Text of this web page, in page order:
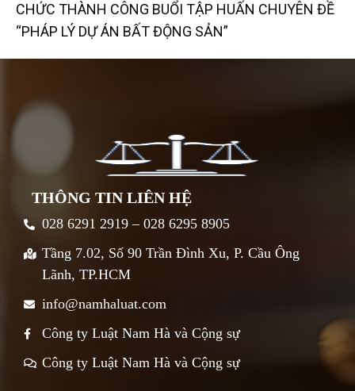
CHỨC THÀNH CÔNG BUỔI TẬP HUẤN CHUYÊN ĐỀ
“PHÁP LÝ DỰ ÁN BẤT ĐỘNG SẢN”
THÔNG TIN LIÊN HỆ
028 6291 2919 – 028 6295 8905
Tầng 7.02, Số 90 Trần Đình Xu, P. Cầu Ông
Lãnh, TP.HCM
info@namhaluat.com
Công ty Luật Nam Hà và Cộng sự
Công ty Luật Nam Hà và Cộng sự